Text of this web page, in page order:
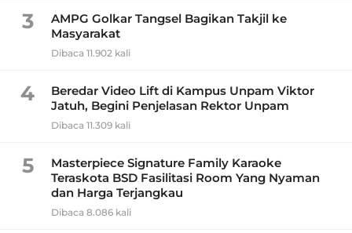
3
AMPG Golkar Tangsel Bagikan Takjil ke
Masyarakat
Dibaca 11.902 kali
4
Beredar Video Lift di Kampus Unpam Viktor
Jatuh, Begini Penjelasan Rektor Unpam
Dibaca 11.309 kali
5
Masterpiece Signature Family Karaoke
Teraskota BSD Fasilitasi Room Yang Nyaman
dan Harga Terjangkau
Dibaca 8.086 kali